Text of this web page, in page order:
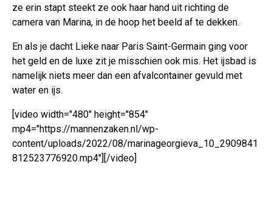
ze erin stapt steekt ze ook haar hand uit richting de
camera van Marina, in de hoop het beeld af te dekken.
En als je dacht Lieke naar Paris Saint-Germain ging voor
het geld en de luxe zit je misschien ook mis. Het ijsbad is
namelijk niets meer dan een afvalcontainer gevuld met
water en ijs.
[video width="480" height="854"
mp4="https://mannenzaken.nl/wp-
content/uploads/2022/08/marinageorgieva_10_2909841
812523776920.mp4"][/video]